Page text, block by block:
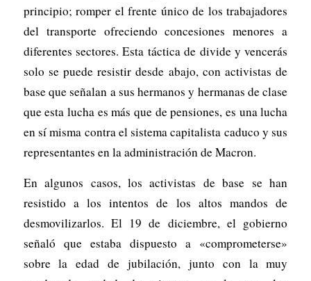
principio; romper el frente único de los trabajadores
del transporte ofreciendo concesiones menores a
diferentes sectores. Esta táctica de divide y vencerás
solo se puede resistir desde abajo, con activistas de
base que señalan a sus hermanos y hermanas de clase
que esta lucha es más que de pensiones, es una lucha
en sí misma contra el sistema capitalista caduco y sus
representantes en la administración de Macron.
En algunos casos, los activistas de base se han
resistido a los intentos de los altos mandos de
desmovilizarlos. El 19 de diciembre, el gobierno
señaló que estaba dispuesto a «comprometerse»
sobre la edad de jubilación, junto con la muy